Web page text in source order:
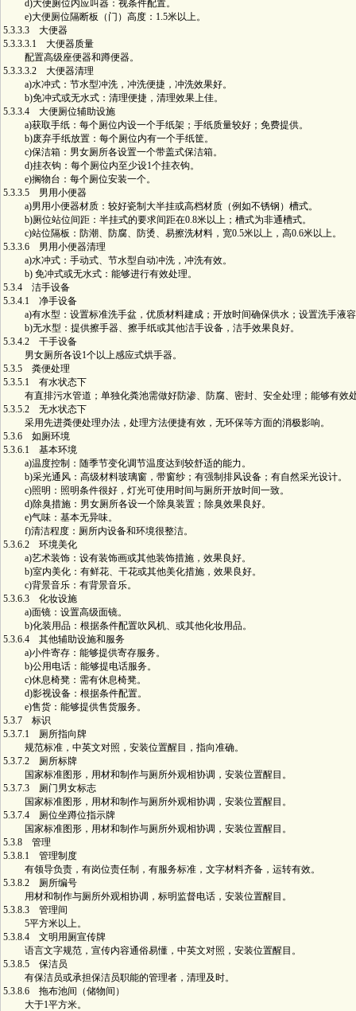
d)大便厕位内应叫器：视条件配置。
e)大便厕位隔断板（门）高度：1.5米以上。
5.3.3.3 大便器
5.3.3.3.1 大便器质量
配置高级座便器和蹲便器。
5.3.3.3.2 大便器清理
a)水冲式：节水型冲洗，冲洗便捷，冲洗效果好。
b)免冲式或无水式：清理便捷，清理效果上佳。
5.3.3.4 大便厕位辅助设施
a)获取手纸：每个厕位内设一个手纸架；手纸质量较好；免费提供。
b)废弃手纸放置：每个厕位内有一个手纸筐。
c)保洁箱：男女厕所各设置一个带盖式保洁箱。
d)挂衣钩：每个厕位内至少设1个挂衣钩。
e)搁物台：每个厕位安装一个。
5.3.3.5 男用小便器
a)男用小便器材质：较好瓷制大半挂或高档材质（例如不锈钢）槽式。
b)厕位站位间距：半挂式的要求间距在0.8米以上；槽式为非通槽式。
c)站位隔板：防潮、防腐、防烫、易擦洗材料，宽0.5米以上，高0.6米以上。
5.3.3.6 男用小便器清理
a)水冲式：手动式、节水型自动冲洗，冲洗有效。
b) 免冲式或无水式：能够进行有效处理。
5.3.4 洁手设备
5.3.4.1 净手设备
a)有水型：设置标准洗手盆，优质材料建成；开放时间确保供水；设置洗手液
b)无水型：提供擦手器、擦手纸或其他洁手设备，洁手效果良好。
5.3.4.2 干手设备
男女厕所各设1个以上感应式烘手器。
5.3.5 粪便处理
5.3.5.1 有水状态下
有直排污水管道；单独化粪池需做好防渗、防腐、密封、安全处理；能够有效
5.3.5.2 无水状态下
采用先进粪便处理办法，处理方法便捷有效，无环保等方面的消极影响。
5.3.6 如厕环境
5.3.6.1 基本环境
a)温度控制：随季节变化调节温度达到较舒适的能力。
b)采光通风：高级材料玻璃窗，带窗纱；有强制排风设备；有自然采光设计。
c)照明：照明条件很好，灯光可使用时间与厕所开放时间一致。
d)除臭措施：男女厕所各设一个除臭装置；除臭效果良好。
e)气味：基本无异味。
f)清洁程度：厕所内设备和环境很整洁。
5.3.6.2 环境美化
a)艺术装饰：设有装饰画或其他装饰措施，效果良好。
b)室内美化：有鲜花、干花或其他美化措施，效果良好。
c)背景音乐：有背景音乐。
5.3.6.3 化妆设施
a)面镜：设置高级面镜。
b)化装用品：根据条件配置吹风机、或其他化妆用品。
5.3.6.4 其他辅助设施和服务
a)小件寄存：能够提供寄存服务。
b)公用电话：能够提电话服务。
c)休息椅凳：需有休息椅凳。
d)影视设备：根据条件配置。
e)售货：能够提供售货服务。
5.3.7 标识
5.3.7.1 厕所指向牌
规范标准，中英文对照，安装位置醒目，指向准确。
5.3.7.2 厕所标牌
国家标准图形，用材和制作与厕所外观相协调，安装位置醒目。
5.3.7.3 厕门男女标志
国家标准图形，用材和制作与厕所外观相协调，安装位置醒目。
5.3.7.4 厕位坐蹲位指示牌
国家标准图形，用材和制作与厕所外观相协调，安装位置醒目。
5.3.8 管理
5.3.8.1 管理制度
有领导负责，有岗位责任制，有服务标准，文字材料齐备，运转有效。
5.3.8.2 厕所编号
用材和制作与厕所外观相协调，标明监督电话，安装位置醒目。
5.3.8.3 管理间
5平方米以上。
5.3.8.4 文明用厕宣传牌
语言文字规范，宣传内容通俗易懂，中英文对照，安装位置醒目。
5.3.8.5 保洁员
有保洁员或承担保洁员职能的管理者，清理及时。
5.3.8.6 拖布池间（储物间）
大于1平方米。